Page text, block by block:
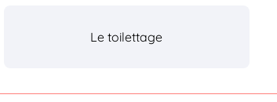
Le toilettage